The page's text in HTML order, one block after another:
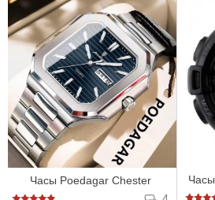
Часы Poedagar Chester